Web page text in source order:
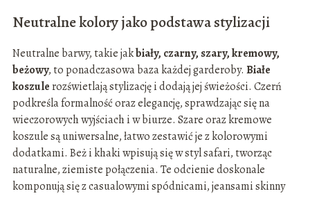
Neutralne kolory jako podstawa stylizacji
Neutralne barwy, takie jakbiały, czarny, szary, kremowy,
beżowy, to ponadczasowa baza każdej garderoby. Białe
koszulerozświetlają stylizację i dodają jej świeżości. Czerń
podkreśla formalność oraz elegancję, sprawdzając się na
wieczorowych wyjściach i w biurze. Szare oraz kremowe
koszule są uniwersalne, łatwo zestawić je z kolorowymi
dodatkami. Beż i khaki wpisują się w styl safari, tworząc
naturalne, ziemiste połączenia. Te odcienie doskonale
komponują się z casualowymi spódnicami, jeansami skinny